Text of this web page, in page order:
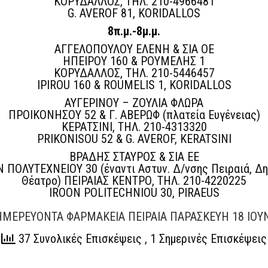
G. AVEROF 81, KORIDALLOS
8π.μ.-8μ.μ.
ΑΓΓΕΛΟΠΟΥΛΟΥ ΕΛΕΝΗ & ΣΙΑ ΟΕ
ΗΠΕΙΡΟΥ 160 & ΡΟΥΜΕΛΗΣ 1
ΚΟΡΥΔΑΛΛΟΣ, ΤΗΛ. 210-5446457
IPIROU 160 & ROUMELIS 1, KORIDALLOS
ΑΥΓΕΡΙΝΟΥ – ΖΟΥΛΙΑ ΦΛΩΡΑ
ΠΡΟΙΚΟΝΗΣΟΥ 52 & Γ. ΑΒΕΡΩΦ (πλατεία Ευγένειας)
ΚΕΡΑΤΣΙΝΙ, ΤΗΛ. 210-4313320
PRIKONISOU 52 & G. AVEROF, KERATSINI
ΒΡΑΔΗΣ ΣΤΑΥΡΟΣ & ΣΙΑ ΕΕ
30 (έναντι Αστυν. Δ/νσης Πειραιά,
Θέατρο) ΠΕΙΡΑΙΑΣ ΚΕΝΤΡΟ, ΤΗΛ. 210-4220225
IROON POLITECHNIOU 30, PIRAEUS
ΦΑΡΜΑΚΕΙΑ ΠΕΙΡΑΙΑ ΠΑΡΑΣΚΕΥΗ 18
37 Συνολικές Επισκέψεις , 1 Σημερινές Επισκέψεις